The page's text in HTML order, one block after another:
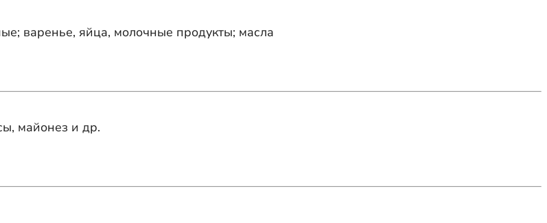
варенье, яйца, молочные продукты; масла
майонез и др.